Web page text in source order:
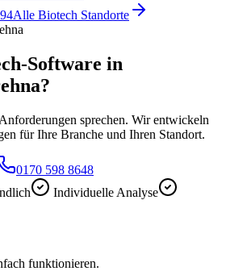
Alle Biotech Standorte
Software in
sprechen. Wir entwickeln
für Ihre Branche und Ihren Standort.
0170 598 8648
Individuelle Analyse
funktionieren.